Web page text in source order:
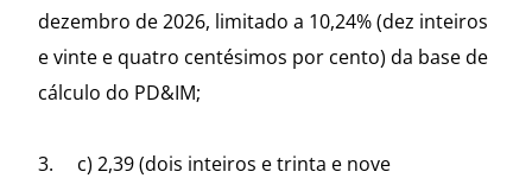
dezembro de 2026, limitado a 10,24% (dez inteiros
e vinte e quatro centésimos por cento) da base de
cálculo do PD&IM;
3. c) 2,39 (dois inteiros e trinta e nove